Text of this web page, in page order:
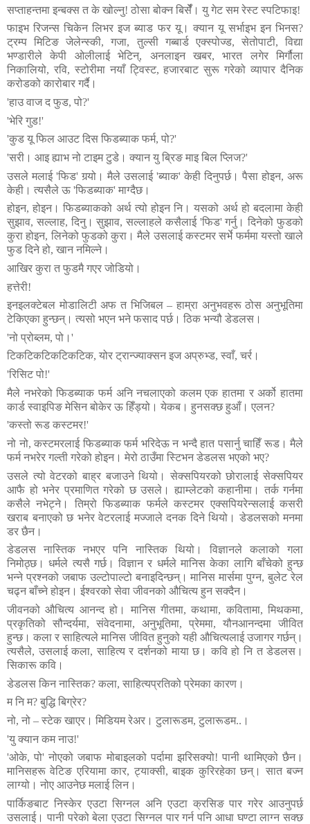
सप्ताहन्तमा इन्बक्स त के खोल्नु! ठोसा बोक्न बिर्सेँ। यु गेट सम रेस्ट स्पटिफाइ!
फाइभ रिजन्स चिकेन लिभर इज ब्याड फर यू। क्यान यू सर्भाइभ इन भिनस?
ट्रम्प मिटिङ जेलेन्स्की,गजा, तुल्सी गब्बार्ड एक्स्पोज्ड, सेतोपाटी, विद्या
भण्डारीले
केपी ओलीलाई भेटिन्, अनलाइन खबर,भारत लगेर
मिर्गौला
निकालियो, रवि, स्टोरीमा नयाँ ट्विस्ट,हजारबाट सुरू गरेको व्यापार दैनिक
करोडको कारोबार गर्दै।
'हाउ वाज द फुड, पो?'
'भेरि गुड!'
'कुड यू फिल आउट दिस फिडब्याक फर्म, पो?'
'सरी। आइ ह्याभ नो टाइम टुडे। क्यान यु ब्रिङ माइ बिल प्लिज?'
उसले मलाई 'फिड' गर्‍यो। मैले उसलाई 'ब्याक' केही दिनुपर्छ। पैसा होइन, अरू
केही। त्यसैले ऊ 'फिडब्याक' माग्दैछ।
होइन,होइन। फिडब्याकको अर्थ त्यो होइन नि। यसको अर्थ हो बदलामा केही
सुझाव, सल्लाह, दिनु। सुझाव,सल्लाहले कसैलाई 'फिड'गर्नु। दिनेको फुडको
कुरा होइन, लिनेको फुडको कुरा। मैले उसलाई कस्टमर सर्भे फर्ममा यस्तो खाले
फुड दिने हो, खान नमिल्ने।
आखिर कुरा त फुडमै गएर जोडियो।
हत्तेरी!
इनइलक्टेबल मोडालिटी अफ त भिजिबल–हाम्रा अनुभवहरू ठोस अनुभूतिमा
टेकिएका हुन्छन्। त्यसो भएन भने फसाद पर्छ। ठिक भन्यौ डेडलस।
'नो प्रोब्लम, पो। '
टिकटिकटिकटिकटिक, योर ट्रान्ज्याक्सन इज अप्रुभ्ड, स्वाँ, चर्र।
'रिसिट पो!'
मैले नभरेको फिडब्याक फर्म अनि नचलाएको कलम एक हातमा र अर्को हातमा
कार्ड स्वाइपिङ मेसिन बोकेर ऊ हिँड्यो। येकब। हुनसक्छ हुआँ। एलन?
'कस्तो रूड कस्टमर!'
नो नो, कस्टमरलाई फिडब्याक फर्म भरिदेऊ न भन्दै हात पसार्नु चाहिँ रूड। मैले
फर्म नभरेर गल्ती गरेको होइन। मेरो ठाउँमा स्टिभन डेडलस भएको भए?
उसले त्यो वेटरको बाह्र बजाउने थियो। सेक्सपियरको छोरालाई सेक्सपियर
आफै हो भनेर प्रमाणित गरेको छ उसले। ह्याम्लेटको कहानीमा। तर्क गर्नमा
कसैले नभेट्ने। तिम्रो फिडब्याक फर्मले कस्टमर एक्सपियरेन्सलाई कसरी
खराब बनाएको छ भनेर वेटरलाई मज्जाले दनक दिने थियो। डेडलसको मनमा
डर छैन।
डेडलस
नास्तिक नभएर पनि नास्तिक थियो। विज्ञानले कलाको
गला
निमोठ्छ।
धर्मले त्यसै गर्छ। विज्ञान र धर्मले मानिस केका लागि बाँचेको हुन्छ
भन्ने प्रश्नको जबाफ उल्टोपाल्टो बनाइदिन्छन्। मानिस मार्समा पुग्न,बुलेट रेल
चढ्न बाँच्ने होइन। ईश्वरको सेवा जीवनको औचित्य हुन सक्दैन।
जीवनको औचित्य आनन्द हो। मानिस गीतमा,कथामा, कवितामा, मिथकमा,
प्रकृतिको सौन्दर्यमा, संवेदनामा, अनुभूतिमा, प्रेममा, यौनआनन्दमा जीवित
हुन्छ। कला र साहित्यले मानिस जीवित हुनुको यही औचित्यलाई उजागर गर्छन्।
त्यसैले, उसलाई कला, साहित्य र दर्शनको माया छ। कवि हो नि त डेडलस।
सिकारू कवि।
डेडलस किन नास्तिक? कला, साहित्यप्रतिको प्रेमका कारण।
म नि म? बुद्धि बिग्रेर?
नो, नो – स्टेक खाएर। मिडियम रेअर। टुलारूडम, टुलारूडम.. ।
'यु क्यान कम नाउ!'
'ओके,पो'नोएको जबाफ मोबाइलको पर्दामा झरिसक्यो! पानी थामिएको छैन।
मानिसहरू वेटिङ एरियामा कार, ट्याक्सी,बाइक कुरिरहेका छन्। सात बज्न
लाग्यो। नोए आउनेछ मलाई लिन।
पार्किङबाट निस्केर एउटा सिग्नल अनि एउटा क्रसिङ पार गरेर आउनुपर्छ
उसलाई। पानी परेको बेला एउटा सिग्नल पार गर्न पनि आधा घण्टा लाग्न सक्छ